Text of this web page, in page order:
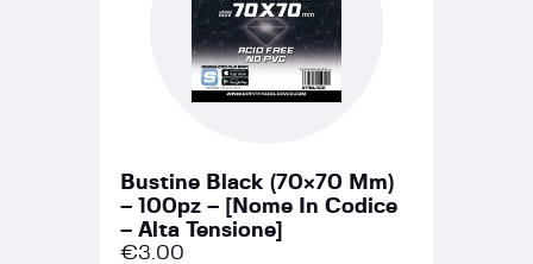
Bustine Black (70×70 Mm)
– 100pz – [Nome In Codice
– Alta Tensione]
€3.00